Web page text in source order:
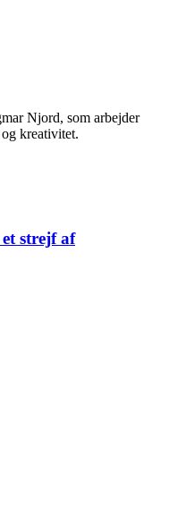
Njord, som arbejder
kreativitet.
strejf af